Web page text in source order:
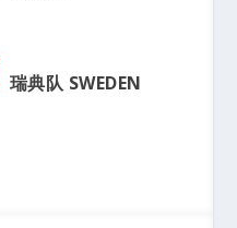
瑞典队 SWEDEN